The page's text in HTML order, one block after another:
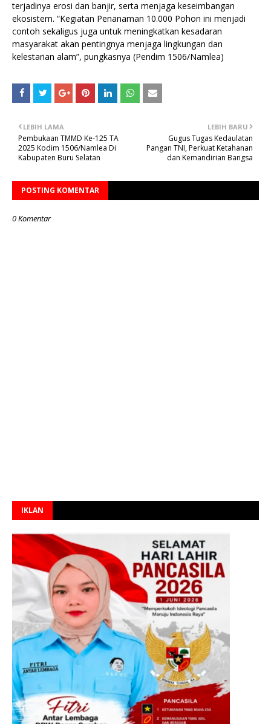
terjadinya erosi dan banjir, serta menjaga keseimbangan
ekosistem. “Kegiatan Penanaman 10.000 Pohon ini menjadi
contoh sekaligus juga untuk meningkatkan kesadaran
masyarakat akan pentingnya menjaga lingkungan dan
kelestarian alam”, pungkasnya (Pendim 1506/Namlea)
LEBIH BARU
Gugus Tugas Kedaulatan
Pangan TNI, Perkuat Ketahanan
dan Kemandirian Bangsa
LEBIH LAMA
Pembukaan TMMD Ke-125 TA
2025 Kodim 1506/Namlea Di
Kabupaten Buru Selatan
POSTING KOMENTAR
0 Komentar
IKLAN